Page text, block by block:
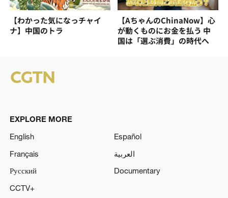
【わかった気になっチャイ
ナ】中国のトラ
【AちゃんのChinaNow】心
が動くものにお金を払う 中
国は「選ぶ消費」の時代へ
EXPLORE MORE
English
Español
Français
العربية
Русский
Documentary
CCTV+